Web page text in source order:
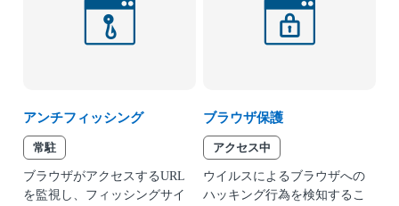
アンチフィッシング
常駐
ブラウザがアクセスするURL
を監視し、フィッシングサイ
ブラウザ保護
アクセス中
ウイルスによるブラウザへの
ハッキング行為を検知するこ